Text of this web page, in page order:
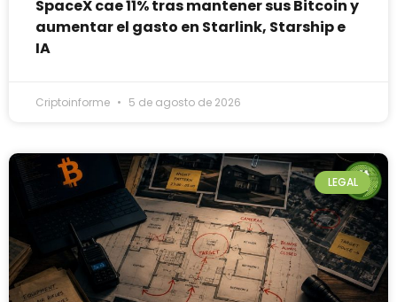
SpaceX cae 11% tras mantener sus Bitcoin y
aumentar el gasto en Starlink, Starship e
IA
Criptoinforme 5 de agosto de 2026
LEGAL